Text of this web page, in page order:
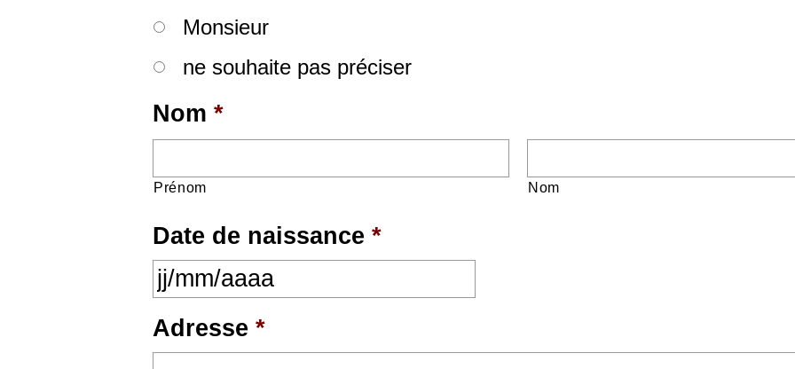
Monsieur
ne souhaite pas préciser
Nom *
Prénom Nom
Date de naissance *
Adresse *